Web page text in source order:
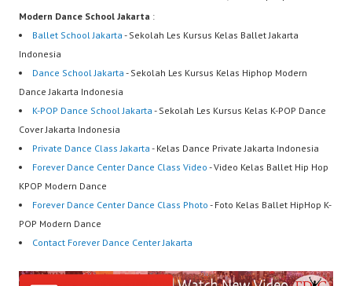
Modern Dance School Jakarta :
Ballet School Jakarta - Sekolah Les Kursus Kelas Ballet Jakarta
Indonesia
Dance School Jakarta - Sekolah Les Kursus Kelas Hiphop Modern
Dance Jakarta Indonesia
K-POP Dance School Jakarta - Sekolah Les Kursus Kelas K-POP Dance
Cover Jakarta Indonesia
Private Dance Class Jakarta - Kelas Dance Private Jakarta Indonesia
Forever Dance Center Dance Class Video - Video Kelas Ballet Hip Hop
KPOP Modern Dance
Forever Dance Center Dance Class Photo - Foto Kelas Ballet HipHop K-
POP Modern Dance
Contact Forever Dance Center Jakarta